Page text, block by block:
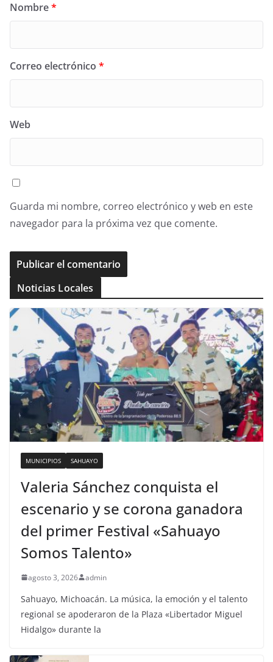
Nombre*
Correo electrónico *
Web
Guarda mi nombre, correo electrónico y web en este
navegador para la próxima vez que comente.
Noticias Locales
MUNICIPIOS SAHUAYO
Valeria Sánchez conquista el
escenario y se corona ganadora
del primer Festival «Sahuayo
Somos Talento»
agosto 3, 2026 admin
Sahuayo, Michoacán. La música, la emoción y el talento
regional se apoderaron de la Plaza «Libertador Miguel
Hidalgo» durante la